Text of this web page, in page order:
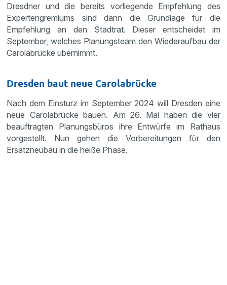
Dresdner und die bereits vorliegende Empfehlung des
Expertengremiums sind dann die Grundlage für die
Empfehlung an den Stadtrat. Dieser entscheidet im
September, welches Planungsteam den Wiederaufbau der
Carolabrücke übernimmt.
Dresden baut neue Carolabrücke
Nach dem Einsturz im September 2024 will Dresden eine
neue Carola­brücke bauen. Am 26. Mai haben die vier
beauftragten Planungsbüros ihre Entwürfe im Rathaus
vorgestellt. Nun gehen die Vorbereitungen für den
Ersatzneubau in die heiße Phase.